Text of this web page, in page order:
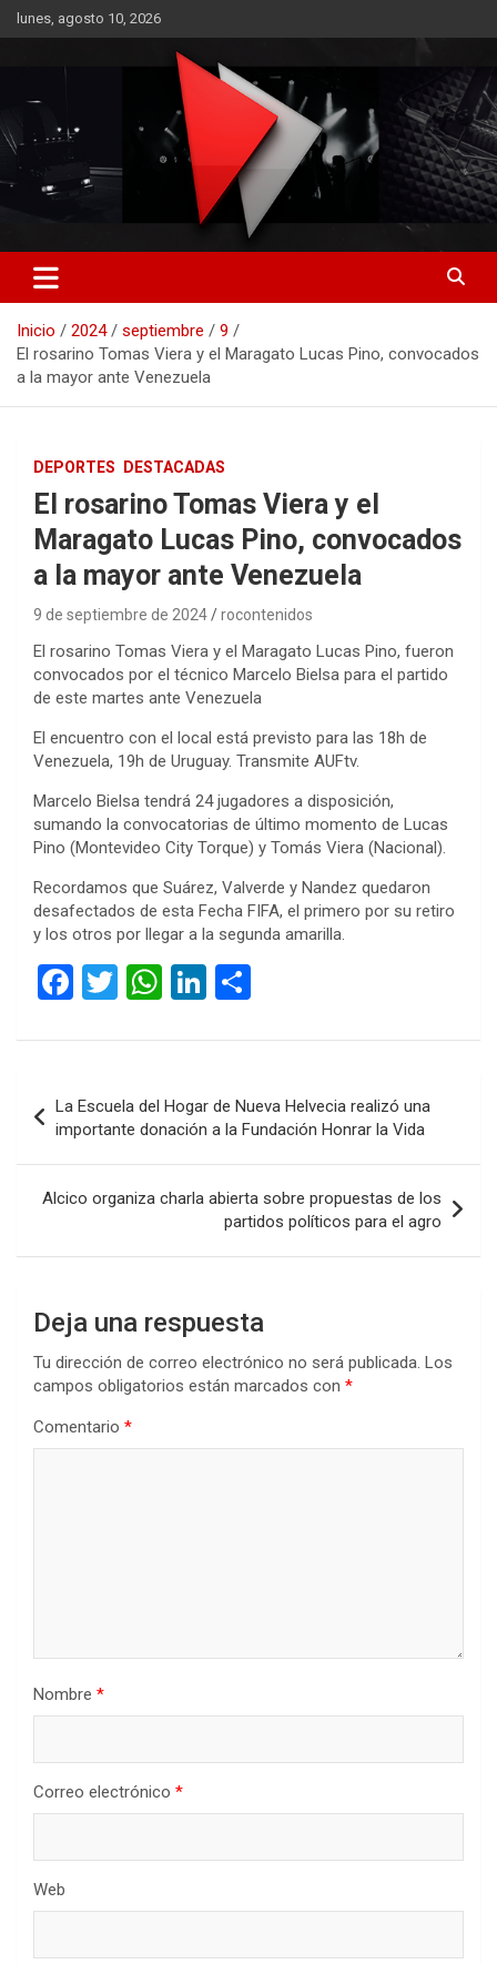
Saltar
al
lunes, agosto 10, 2026
RO CONTENIDOS
Inicio 2024 septiembre
9
El rosarino Tomas Viera y el Maragato Lucas Pino, convocados
a la mayor ante Venezuela
DEPORTES DESTACADAS
El rosarino Tomas Viera y el
Maragato Lucas Pino, convocados
a la mayor ante Venezuela
9 de septiembre de 2024 rocontenidos
El rosarino Tomas Viera y el Maragato Lucas Pino, fueron
convocados por el técnico Marcelo Bielsa para el partido
de este martes ante Venezuela
El encuentro con el local está previsto para las 18h de
Venezuela, 19h de Uruguay. Transmite AUFtv.
Marcelo Bielsa tendrá 24 jugadores a disposición,
sumando la convocatorias de último momento de Lucas
Pino (Montevideo City Torque) y Tomás Viera (Nacional).
Recordamos que Suárez, Valverde y Nandez quedaron
desafectados de esta Fecha FIFA, el primero por su retiro
y los otros por llegar a la segunda amarilla.
F
ce
o
o
k
T
tt
W
at
A
p
p
Li
ke
n
m
ar
tir
de
entradas
La Escuela del Hogar de Nueva Helvecia realizó una
importante donación a la Fundación Honrar la Vida
Alcico organiza charla abierta sobre propuestas de los
partidos políticos para el agro
Deja una respuesta
Tu dirección de correo electrónico no será publicada. Los
campos obligatorios están marcados con *
Comentario *
Nombre *
Correo electrónico *
Web